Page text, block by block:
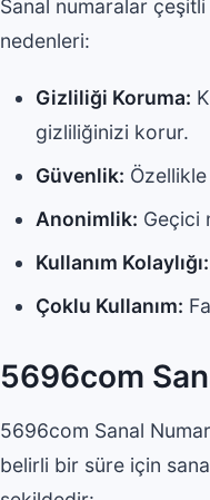
Sanal numaralar çeşitli
nedenleri:
Gizliliği Koruma:
gizliliğinizi korur.
Güvenlik:
Anonimlik: Geçici
Kullanım Kolaylığı:
Çoklu Kullanım:
5696com
5696com Sanal
belirli bir süre için